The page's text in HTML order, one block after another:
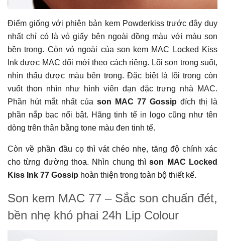
Điểm giống với phiên bản kem Powderkiss trước đây duy
nhất chỉ có là vỏ giấy bên ngoài đồng màu với màu son
bền trong. Còn vỏ ngoài của son kem MAC Locked Kiss
Ink được MAC đổi mới theo cách riêng. Lõi son trong suốt,
nhìn thấu được màu bên trong. Đặc biệt là lõi trong còn
vuốt thon nhìn như hình viên đạn đặc trưng nhà MAC.
Phần hút mắt nhất của son MAC 77 Gossip đích thị là
phần nắp bạc nổi bật. Hãng tinh tế in logo cũng như tên
dòng trên thân bằng tone màu đen tinh tế.
Còn về phần đầu cọ thì vát chéo nhẹ, tăng độ chính xác
cho từng đường thoa. Nhìn chung thì son MAC Locked
Kiss Ink 77 Gossip hoàn thiện trong toàn bộ thiết kế.
Son kem MAC 77 – Sắc son chuẩn đét,
bền nhẹ khó phai 24h Lip Colour